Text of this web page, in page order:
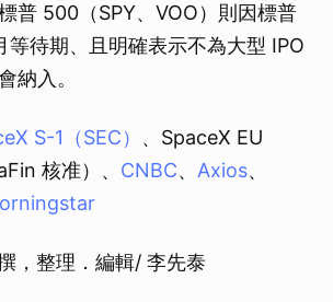
普 500（SPY、VOO）則因標普
等待期、且明確表示不為大型 IPO
納入。
S-1（SEC） 、SpaceX EU
核准）、 CNBC、 Axios、
，整理．編輯/ 李先泰